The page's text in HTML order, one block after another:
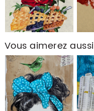
Vous aimerez aussi